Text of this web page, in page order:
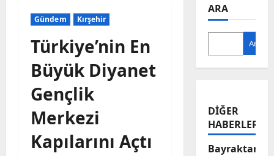
Gündem Kırşehir
Türkiye’nin En
Büyük Diyanet
Gençlik
Merkezi
Kapılarını Açtı
ARA
Ara
DIĞER
HABERLER
Bayraktar-